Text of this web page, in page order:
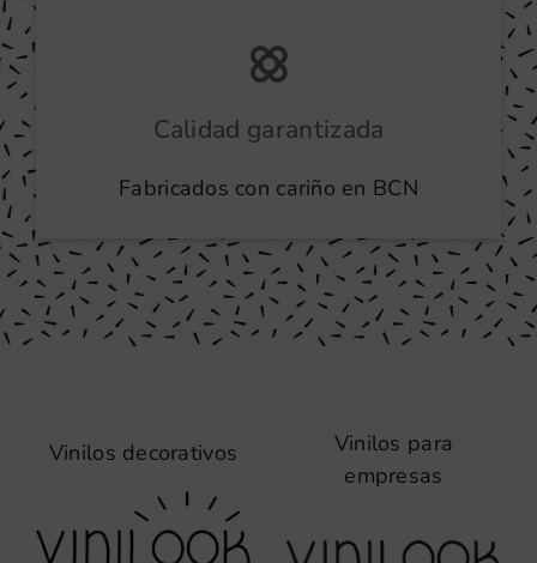
Calidad garantizada
Fabricados con cariño en BCN
Vinilos decorativos
Vinilos para
empresas